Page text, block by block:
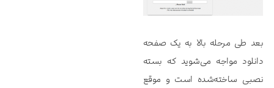
بعد طی مرحله بالا به یک صفحه
دانلود مواجه می‌شوید که بسته
نصبی ساخته‌شده است و موقع